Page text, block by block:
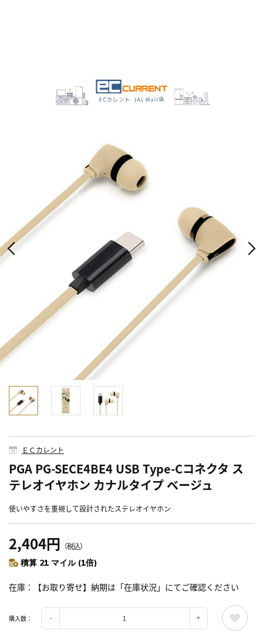
ＥＣカレント
PGA PG-SECE4BE4 USB Type-Cコネクタ ス
テレオイヤホン カナルタイプ ベージュ
使いやすさを重視して設計されたステレオイヤホン
2,404円 （税込）
積算 21 マイル (1倍)
在庫 【お取り寄せ】納期は「在庫状況」にてご確認ください
購入数：